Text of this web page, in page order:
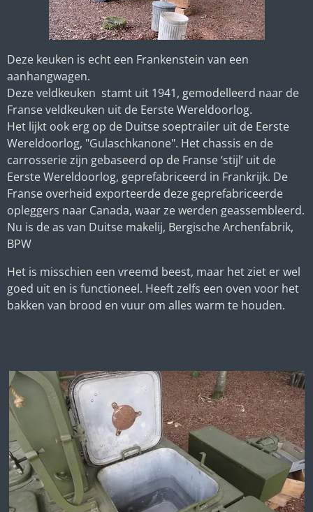
Deze keuken is echt een Frankenstein van een
aanhangwagen.
Deze veldkeuken stamt uit 1941, gemodelleerd naar de
Franse veldkeuken uit de Eerste Wereldoorlog.
Het lijkt ook erg op de Duitse soeptrailer uit de Eerste
Wereldoorlog, "Gulaschkanone". Het chassis en de
carrosserie zijn gebaseerd op de Franse ‘stijl’ uit de
Eerste Wereldoorlog, geprefabriceerd in Frankrijk. De
Franse overheid exporteerde deze geprefabriceerde
opleggers naar Canada, waar ze werden geassembleerd.
Nu is de as van Duitse makelij, Bergische Archenfabrik,
BPW
Het is misschien een vreemd beest, maar het ziet er wel
goed uit en is functioneel. Heeft zelfs een oven voor het
bakken van brood en vuur om alles warm te houden.